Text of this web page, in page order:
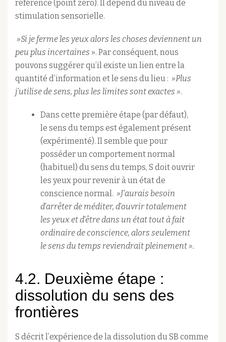
référence (point zéro). Il dépend du niveau de
stimulation sensorielle.
»Si je ferme les yeux alors les choses deviennent un
peu plus incertaines ». Par conséquent, nous
pouvons suggérer qu’il existe un lien entre la
quantité d’information et le sens du lieu : »Plus
j’utilise de sens, plus les limites sont exactes ».
Dans cette première étape (par défaut),
le sens du temps est également présent
(expérimenté). Il semble que pour
posséder un comportement normal
(habituel) du sens du temps, S doit ouvrir
les yeux pour revenir à un état de
conscience normal. »J’aurais besoin
d’arrêter de méditer, d’ouvrir totalement
les yeux et d’être dans un état tout à fait
ordinaire de conscience, alors seulement
le sens du temps reviendrait pleinement ».
4.2. Deuxième étape :
dissolution du sens des
frontières
S décrit l’expérience de la dissolution du SB comme